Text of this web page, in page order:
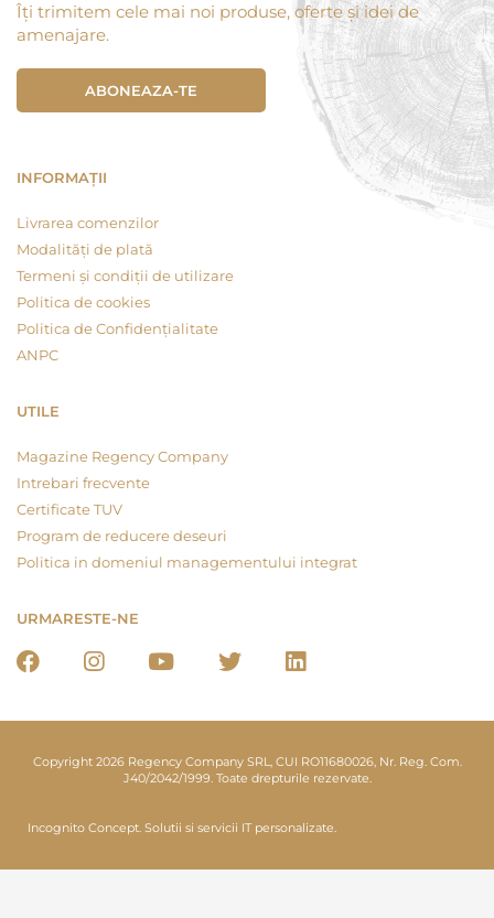
Îți trimitem cele mai noi produse, oferte și idei de
amenajare.
ABONEAZA-TE
INFORMAȚII
Livrarea comenzilor
Modalități de plată
Termeni și condiții de utilizare
Politica de cookies
Politica de Confidențialitate
ANPC
UTILE
Magazine Regency Company
Intrebari frecvente
Certificate TUV
Program de reducere deseuri
Politica in domeniul managementului integrat
URMARESTE-NE
Copyright 2026 Regency Company SRL, CUI RO11680026, Nr. Reg. Com.
J40/2042/1999. Toate drepturile rezervate.
Incognito Concept. Solutii si servicii IT personalizate.